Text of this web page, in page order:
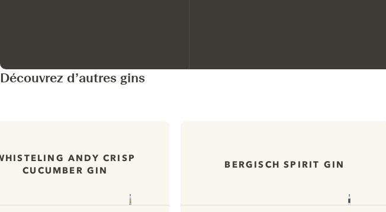
Découvrez d’autres gins
ANDY CRISP
CUCUMBER GIN
BERGISCH SPIRIT GIN